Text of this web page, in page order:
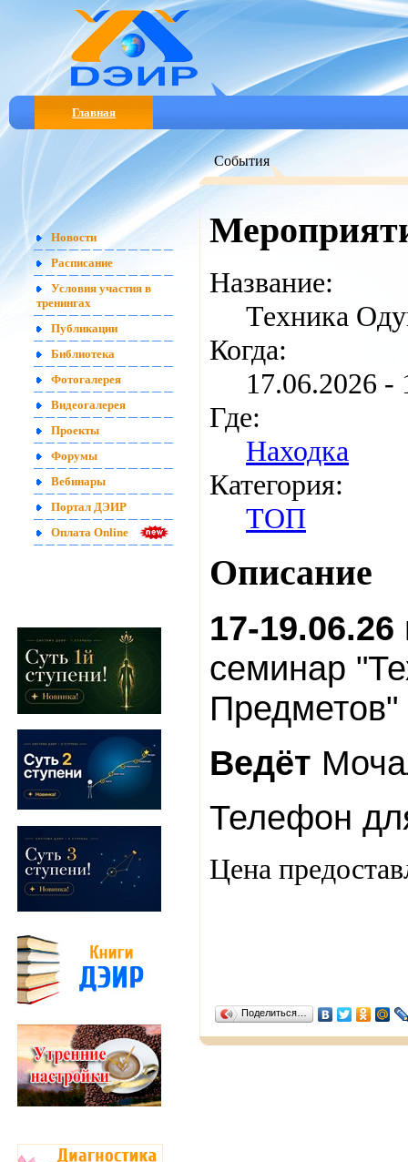
Главная
Новости
Расписание
Условия участия в
тренингах
Публикации
Библиотека
Фотогалерея
Видеогалерея
Проекты
Форумы
Вебинары
Портал ДЭИР
Оплата Online
События
Название:
Техника
Когда:
17.06.2026 -
Где:
Находка
Категория:
ТОП
Описание
17-19.06.26
семинар
Предметов"
Ведёт
Телефон
Цена
Поделиться…